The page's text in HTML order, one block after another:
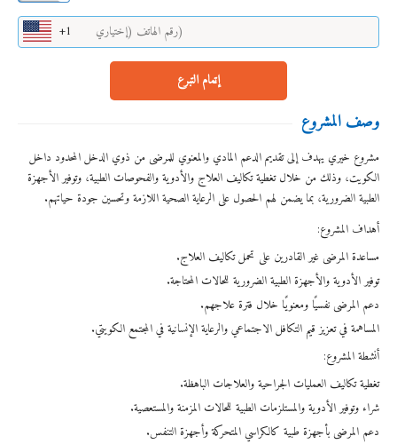
+1
إتمام التبرع
وصف المشروع
مشروع خيري يهدف إلى تقديم الدعم المادي والمعنوي للمرضى من ذوي الدخل المحدود داخل
الكويت، وذلك من خلال تغطية تكاليف العلاج والأدوية والفحوصات الطبية، وتوفير الأجهزة
الطبية الضرورية، بما يضمن لهم الحصول على الرعاية الصحية اللازمة وتحسين جودة حياتهم.
أهداف المشروع:
مساعدة المرضى غير القادرين على تحمل تكاليف العلاج.
توفير الأدوية والأجهزة الطبية الضرورية للحالات المحتاجة.
دعم المرضى نفسيًا ومعنويًا خلال فترة علاجهم.
المساهمة في تعزيز قيم التكافل الاجتماعي والرعاية الإنسانية في المجتمع الكويتي.
أنشطة المشروع:
تغطية تكاليف العمليات الجراحية والعلاجات الباهظة.
شراء وتوفير الأدوية والمستلزمات الطبية للحالات المزمنة والمستعصية.
دعم المرضى بأجهزة طبية كالكراسي المتحركة وأجهزة التنفس.